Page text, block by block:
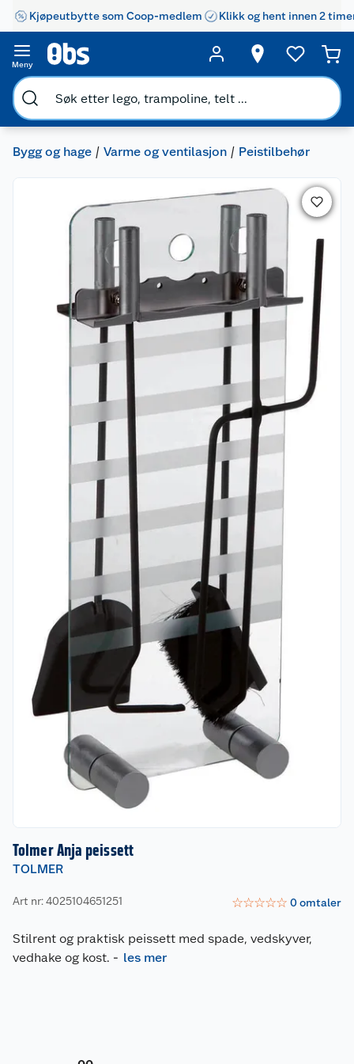
Kjøpeutbytte som Coop-medlem Klikk og hent innen 2
Meny
Bygg og hage Varme og ventilasjon Peistilbehør
Tolmer Anja peissett
TOLMER
Art nr: 4025104651251 ☆☆☆☆☆ 0omtaler
Stilrent og praktisk peissett med spade, vedskyver,
vedhake og kost. - les mer